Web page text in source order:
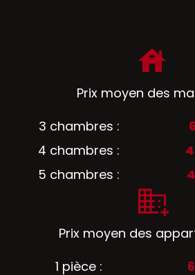
Prix moyen des
3 chambres :
4 chambres :
5 chambres :
Prix moyen des
1 pièce :